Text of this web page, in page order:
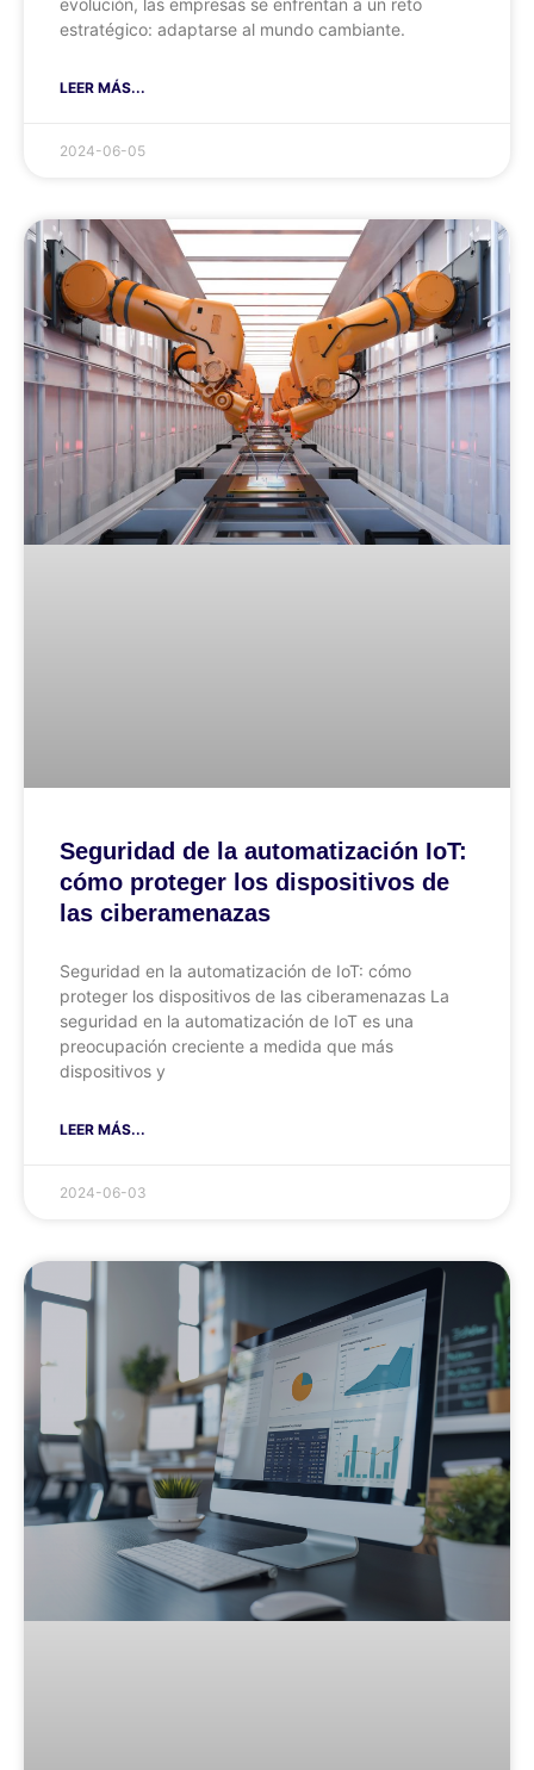
evolución, las empresas se enfrentan a un reto
estratégico: adaptarse al mundo cambiante.
LEER MÁS...
2024-06-05
Seguridad de la automatización IoT:
cómo proteger los dispositivos de
las ciberamenazas
Seguridad en la automatización de IoT: cómo
proteger los dispositivos de las ciberamenazas La
seguridad en la automatización de IoT es una
preocupación creciente a medida que más
dispositivos y
LEER MÁS...
2024-06-03